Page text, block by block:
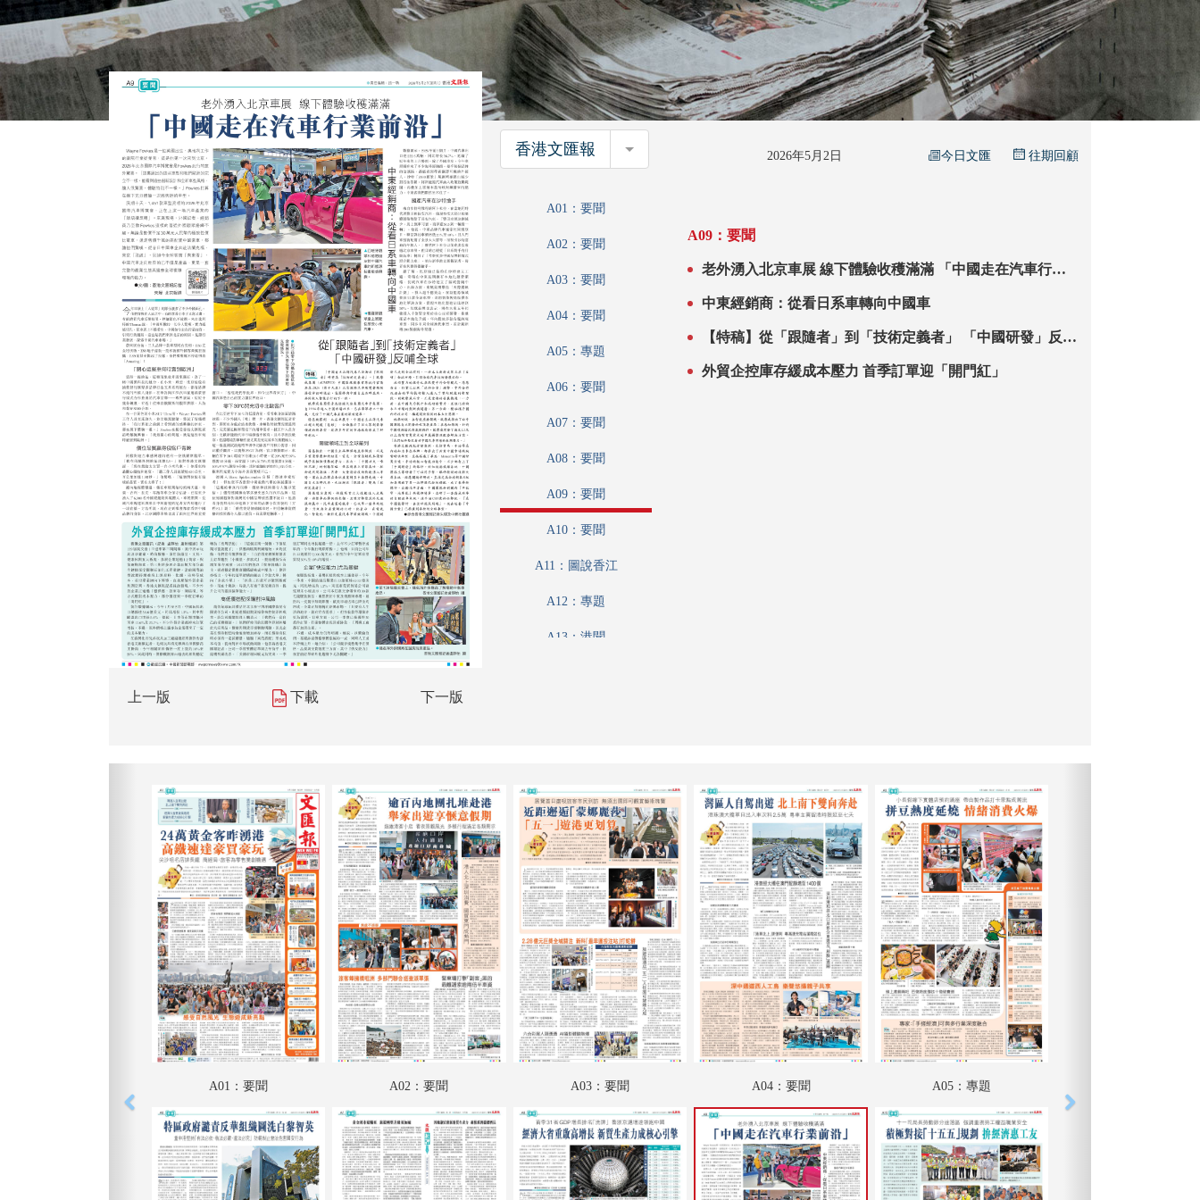
上一版 下載 下一版
香港文匯報 香港文匯報 2026年5月2日 今日文匯 往期回顧
A01：要聞
A02：要聞
A03：要聞
A04：要聞
A05：專題
A06：要聞
A07：要聞
A08：要聞
A09：要聞
A10：要聞
A11：圖說香江
A12：專題
A13：港聞
A18：專題
A19：國際
A20：國際
B01：財經
B02：文匯園
B03：娛樂
B04：體育
A09：要聞
老外湧入北京車展 線下體驗收穫滿滿 「中國走在汽車行業
中東經銷商：從看日系車轉向中國車
【特稿】從「跟隨者」到「技術定義者」 「中國研發」反哺
外貿企控庫存緩成本壓力 首季訂單迎「開門紅」
A01：要聞 A02：要聞 A03：要聞 A04：要聞 A05：專題